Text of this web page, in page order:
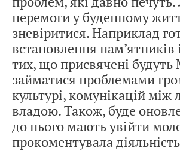
перемоги у буденному
зневіритися. Наприклад
встановлення пам’ятників
тих, що присвячені будуть
займатися проблемами
культурі, комунікацій
владою. Також, буде
до нього мають увійти
прокоментувала